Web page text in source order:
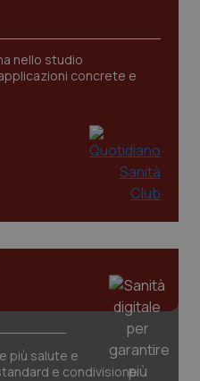
nello studio
concrete e
più salute e
e condivisione